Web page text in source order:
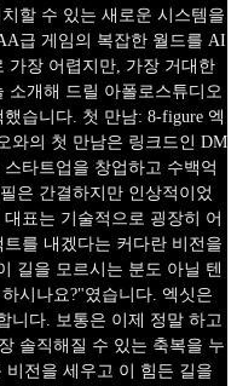
할 수 있는 새로운 시스템을
급 게임의 복잡한 월드를 AI
가장 어렵지만, 가장 거대한
소개해 드릴 아폴로스튜디오
습니다. 첫 만남: 8-figure 엑
와의 첫 만남은 링크드인 DM
타트업을 창업하고 수백억
은 간결하지만 인상적이었
표는 기술적으로 굉장히 어
를 내겠다는 커다란 비전을
길을 모르시는 분도 아닐 텐
시나요?"였습니다. 엑싯은
니다. 보통은 이제 정말 하고
솔직해질 수 있는 축복을 누
전을 세우고 이 힘든 길을